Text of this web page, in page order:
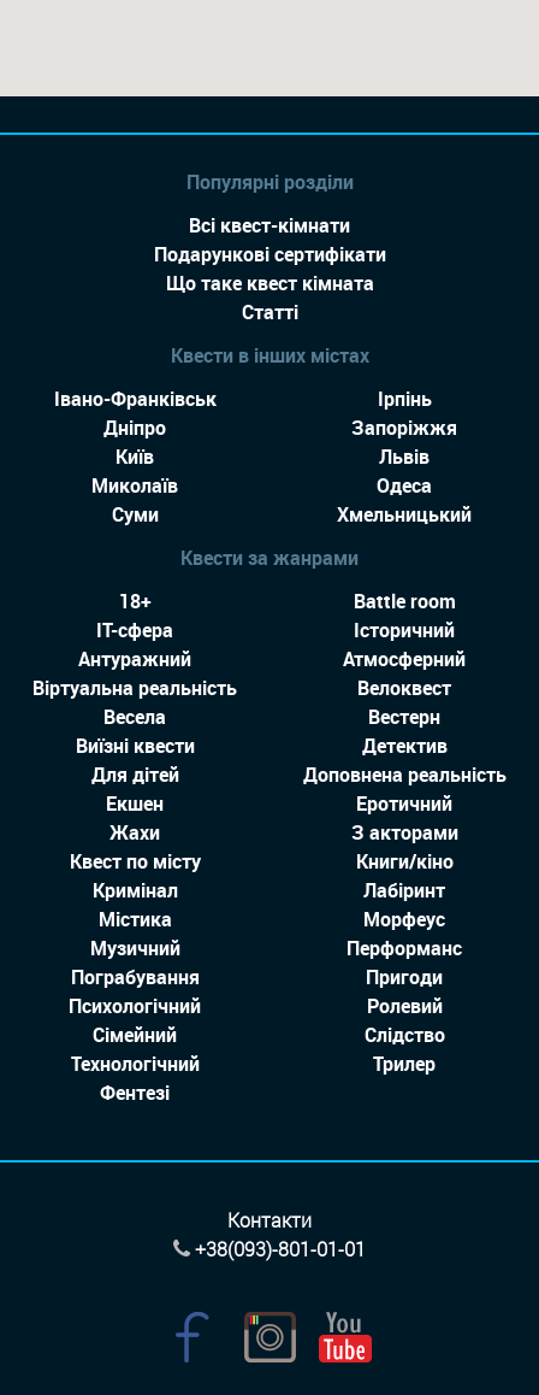
Популярні розділи
Всі квест-кімнати
Подарункові сертифікати
Що таке квест кімната
Статті
Квести в інших містах
Івано-Франківськ
Ірпінь
Дніпро
Запоріжжя
Київ
Львів
Миколаїв
Одеса
Суми
Хмельницький
Квести за жанрами
18+
Battle room
IT-сфера
Історичний
Антуражний
Атмосферний
Віртуальна реальність
Велоквест
Весела
Вестерн
Виїзні квести
Детектив
Для дітей
Доповнена реальність
Екшен
Еротичний
Жахи
З акторами
Квест по місту
Книги/кіно
Кримінал
Лабіринт
Містика
Морфеус
Музичний
Перформанс
Пограбування
Пригоди
Психологічний
Ролевий
Сімейний
Слідство
Технологiчний
Трилер
Фентезі
Контакти
+38(093)-801-01-01